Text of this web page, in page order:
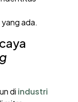
ada.
di industri